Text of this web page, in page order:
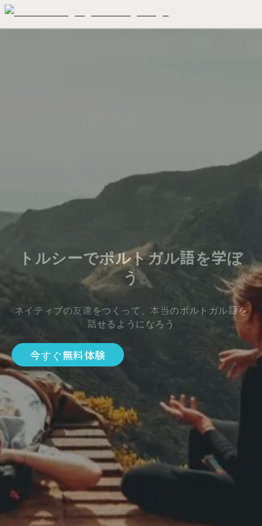
トルシーでポルトガル語を学ぼ
う
ネイティブの友達をつくって、本当のポルトガル語を
話せるようになろう
今すぐ無料体験